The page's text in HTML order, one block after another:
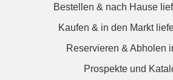
Bestellen & nach Hause
Kaufen & in den Markt
Reservieren & Abholen
Prospekte und